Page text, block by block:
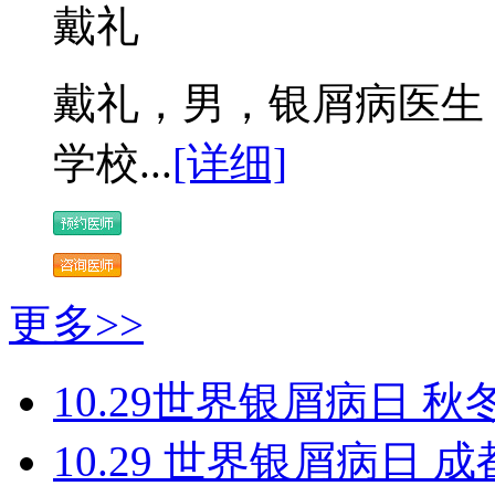
戴礼
戴礼，男，银屑病医
学校...[详细]
更多>>
10.29世界银屑病日 秋
10.29 世界银屑病日